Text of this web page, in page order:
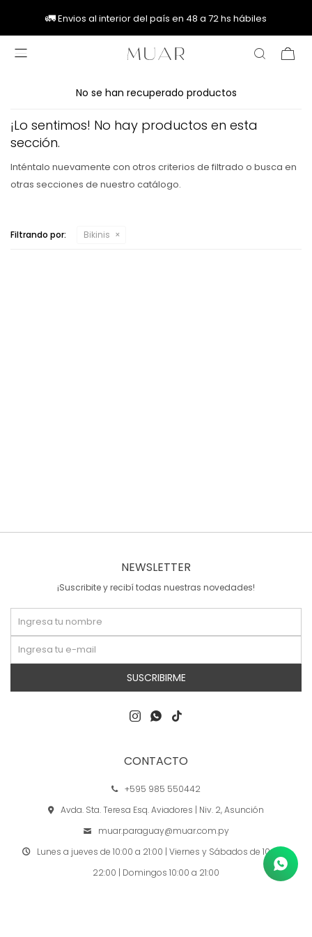
🚛
🚚
🚛Envios al interior del país en 48 a 72 hs hábiles
🚚

No se han recuperado productos
¡Lo sentimos! No hay productos en esta
sección.
Inténtalo nuevamente con otros criterios de filtrado o busca en
otras secciones de nuestro catálogo.
Filtrando por: Bikinis
CONTACTO
+595 985 550442
Avda. Sta. Teresa Esq. Aviadores | Niv. 2, Asunción
muar.paraguay@muar.com.py
Lunes a jueves de 10:00 a 21:00 | Viernes y Sábados de 10:00 a
22:00 | Domingos 10:00 a 21:00
NEWSLETTER
¡Suscribite y recibí todas nuestras novedades!
SUSCRIBIRME
  